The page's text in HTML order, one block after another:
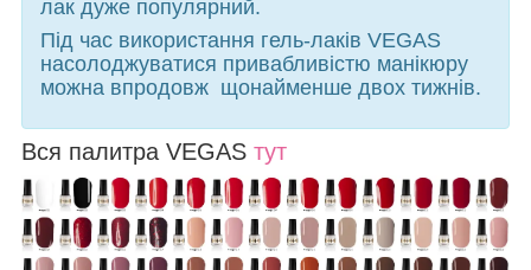
лак дуже популярний.
Під час використання гель-лаків VEGAS
насолоджуватися привабливістю манікюру
можна впродовж щонайменше двох тижнів.
Вся палитра VEGAS тут